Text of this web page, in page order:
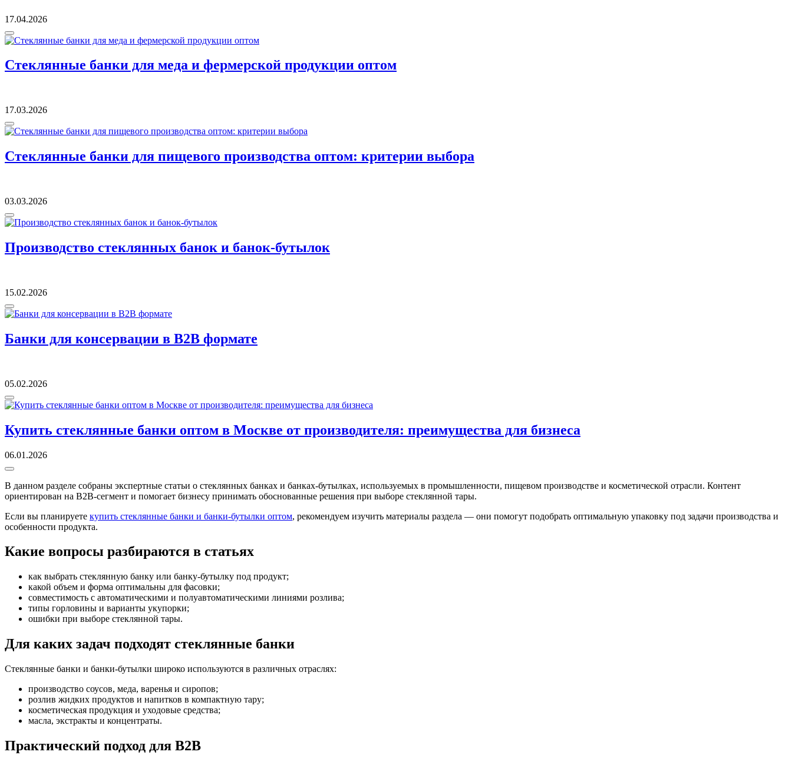
17.04.2026
Стеклянные банки для меда и фермерской продукции оптом
17.03.2026
Стеклянные банки для пищевого производства оптом: критерии выбора
03.03.2026
Производство стеклянных банок и банок-бутылок
15.02.2026
Банки для консервации в B2B формате
05.02.2026
Купить стеклянные банки оптом в Москве от производителя: преимущества для бизнеса
06.01.2026
В данном разделе собраны экспертные статьи о стеклянных банках и банках-бутылках, используемых в промышленности, пищевом производстве и косметической отрасли. Контент
ориентирован на B2B-сегмент и помогает бизнесу принимать обоснованные решения при выборе стеклянной тары.
Если вы планируете купить стеклянные банки и банки-бутылки оптом, рекомендуем изучить материалы раздела — они помогут подобрать оптимальную упаковку под задачи производства и
особенности продукта.
Какие вопросы разбираются в статьях
как выбрать стеклянную банку или банку-бутылку под продукт;
какой объем и форма оптимальны для фасовки;
совместимость с автоматическими и полуавтоматическими линиями розлива;
типы горловины и варианты укупорки;
ошибки при выборе стеклянной тары.
Для каких задач подходят стеклянные банки
Стеклянные банки и банки-бутылки широко используются в различных отраслях:
производство соусов, меда, варенья и сиропов;
розлив жидких продуктов и напитков в компактную тару;
косметическая продукция и уходовые средства;
масла, экстракты и концентраты.
Практический подход для B2B